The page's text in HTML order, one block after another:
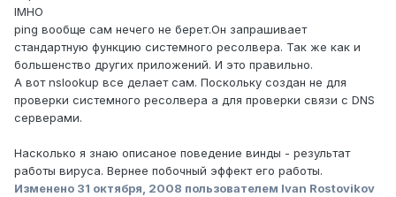
IMHO
ping вообще сам нечего не берет.Он запрашивает
стандартную функцию системного ресолвера. Так же как и
большенство других приложений. И это правильно.
А вот nslookup все делает сам. Поскольку создан не для
проверки системного ресолвера а для проверки связи с DNS
серверами.
Насколько я знаю описаное поведение винды - результат
работы вируса. Вернее побочный эффект его работы.
Изменено 31 октября, 2008 пользователем Ivan Rostovikov